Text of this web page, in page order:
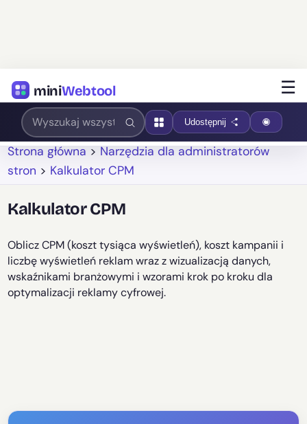
miniWebtool ☰
Udostępnij
Strona główna > Narzędzia dla administratorów
stron > Kalkulator CPM
Kalkulator CPM
Oblicz CPM (koszt tysiąca wyświetleń), koszt kampanii i
liczbę wyświetleń reklam wraz z wizualizacją danych,
wskaźnikami branżowymi i wzorami krok po kroku dla
optymalizacji reklamy cyfrowej.